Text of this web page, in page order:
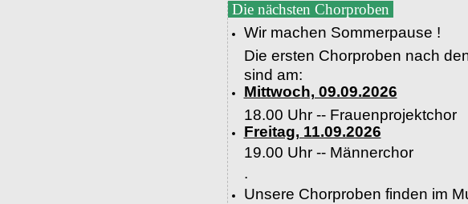
Die nächsten Chorproben
Wir machen Sommerpause !
Die ersten Chorproben nach
sind am:
Mittwoch, 09.09.2026
18.00 Uhr -- Frauenprojektchor
Freitag, 11.09.2026
19.00 Uhr -- Männerchor
.
Unsere Chorproben finden im